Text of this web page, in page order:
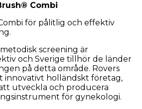
Combi
för pålitlig och effektiv
screening är
och Sverige tillhör de länder
på detta område. Rovers
innovativt holländskt företag,
utveckla och producera
för gynekologi.